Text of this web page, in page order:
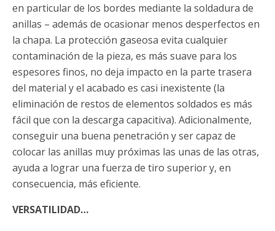
en particular de los bordes mediante la soldadura de
anillas – además de ocasionar menos desperfectos en
la chapa. La protección gaseosa evita cualquier
contaminación de la pieza, es más suave para los
espesores finos, no deja impacto en la parte trasera
del material y el acabado es casi inexistente (la
eliminación de restos de elementos soldados es más
fácil que con la descarga capacitiva). Adicionalmente,
conseguir una buena penetración y ser capaz de
colocar las anillas muy próximas las unas de las otras,
ayuda a lograr una fuerza de tiro superior y, en
consecuencia, más eficiente.
VERSATILIDAD…